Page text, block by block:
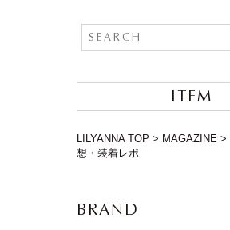
ITEM
LILYANNA TOP > MAGAZINE >
想・装着レポ
BRAND